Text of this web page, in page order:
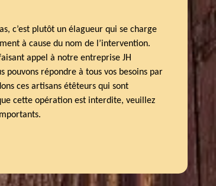
c’est plutôt un élagueur qui se charge
à cause du nom de l’intervention.
appel à notre entreprise JH
répondre à tous vos besoins par
ces artisans étêteurs qui sont
cette opération est interdite, veuillez